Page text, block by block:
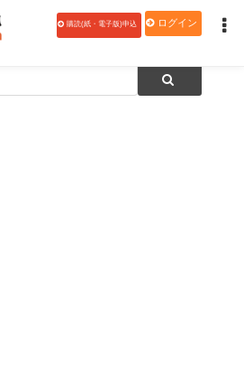
購読(紙・電子版)申込 ログイン